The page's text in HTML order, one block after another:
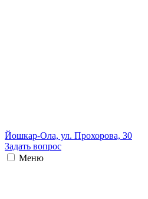
Йошкар-Ола, ул. Прохорова, 30
Задать вопрос
Меню